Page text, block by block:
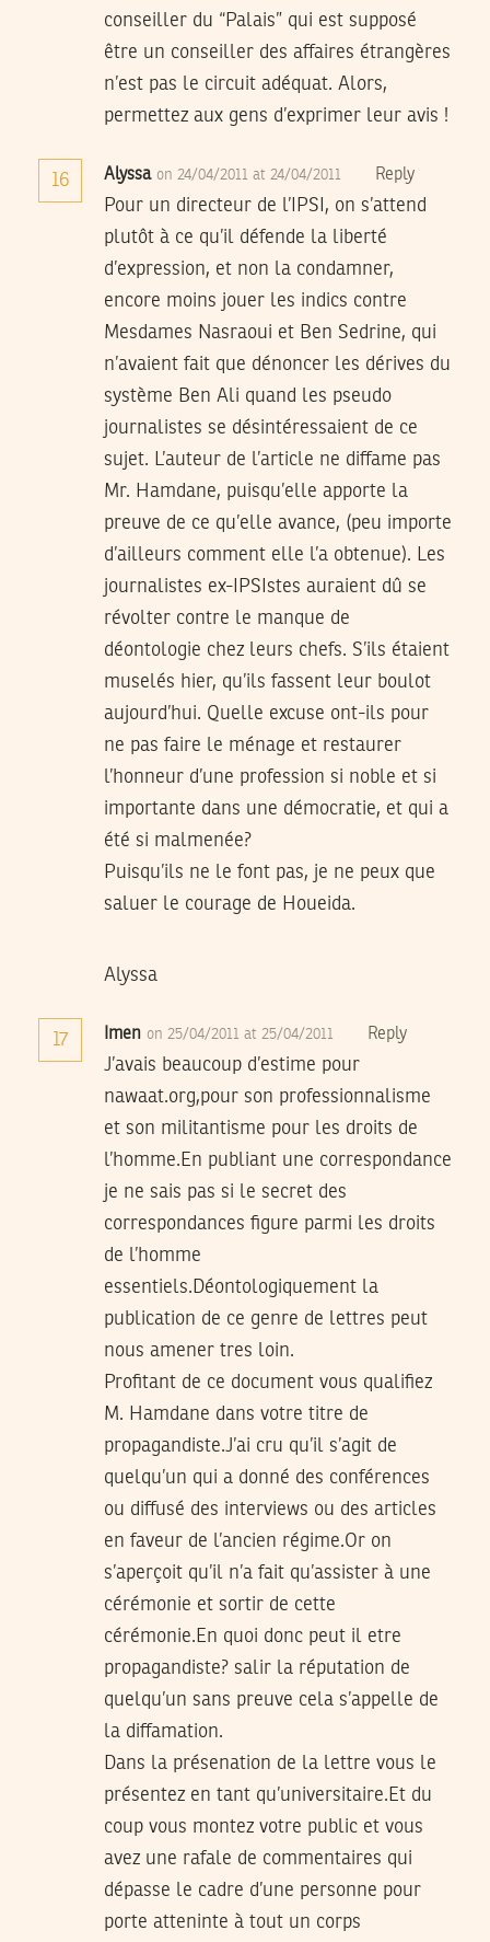
conseiller du “Palais” qui est supposé
être un conseiller des affaires étrangères
n’est pas le circuit adéquat. Alors,
permettez aux gens d’exprimer leur avis !
16 Alyssa on 24/04/2011 at 24/04/2011 Reply
Pour un directeur de l’IPSI, on s’attend
plutôt à ce qu’il défende la liberté
d’expression, et non la condamner,
encore moins jouer les indics contre
Mesdames Nasraoui et Ben Sedrine, qui
n’avaient fait que dénoncer les dérives du
système Ben Ali quand les pseudo
journalistes se désintéressaient de ce
sujet. L’auteur de l’article ne diffame pas
Mr. Hamdane, puisqu’elle apporte la
preuve de ce qu’elle avance, (peu importe
d’ailleurs comment elle l’a obtenue). Les
journalistes ex-IPSIstes auraient dû se
révolter contre le manque de
déontologie chez leurs chefs. S’ils étaient
muselés hier, qu’ils fassent leur boulot
aujourd’hui. Quelle excuse ont-ils pour
ne pas faire le ménage et restaurer
l’honneur d’une profession si noble et si
importante dans une démocratie, et qui a
été si malmenée?
Puisqu’ils ne le font pas, je ne peux que
saluer le courage de Houeida.
Alyssa
17 Imen on 25/04/2011 at 25/04/2011 Reply
J’avais beaucoup d’estime pour
nawaat.org,pour son professionnalisme
et son militantisme pour les droits de
l’homme.En publiant une correspondance
je ne sais pas si le secret des
correspondances figure parmi les droits
de l’homme
essentiels.Déontologiquement la
publication de ce genre de lettres peut
nous amener tres loin.
Profitant de ce document vous qualifiez
M. Hamdane dans votre titre de
propagandiste.J’ai cru qu’il s’agit de
quelqu’un qui a donné des conférences
ou diffusé des interviews ou des articles
en faveur de l’ancien régime.Or on
s’aperçoit qu’il n’a fait qu’assister à une
cérémonie et sortir de cette
cérémonie.En quoi donc peut il etre
propagandiste? salir la réputation de
quelqu’un sans preuve cela s’appelle de
la diffamation.
Dans la présenation de la lettre vous le
présentez en tant qu’universitaire.Et du
coup vous montez votre public et vous
avez une rafale de commentaires qui
dépasse le cadre d’une personne pour
porte atteninte à tout un corps